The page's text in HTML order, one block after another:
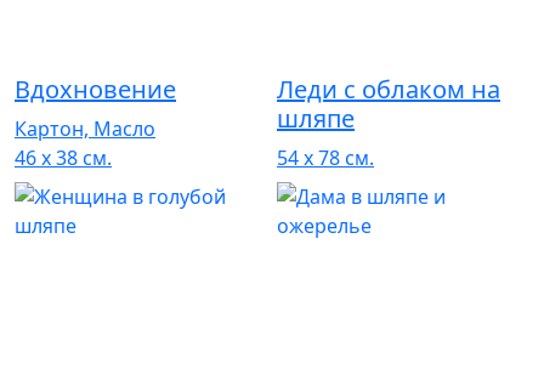
Вдохновение
Картон, Масло
46 x 38 см.
Леди с облаком на
шляпе
54 x 78 см.